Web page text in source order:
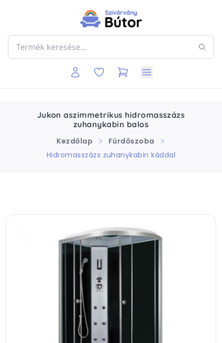
Jukon aszimmetrikus hidromasszázs
zuhanykabin balos
Kezdőlap
Fürdőszoba
Hidromasszázs zuhanykabin káddal